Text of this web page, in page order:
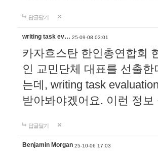
답글달기
writing task ev… 25-09-08 03:01
카자흐스탄 한인총연합회
인 교민단체 대표를 선출
는데, writing task
받아봐야겠어요. 이런 정
답글달기
Benjamin Morgan 25-10-06 17:03